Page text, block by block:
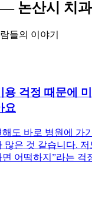
논산시 치과
들의 이야기
용 걱정 때문에
요
도 바로 병원에 가
많은 것 같습니다. 저
어떡하지”라는 걱